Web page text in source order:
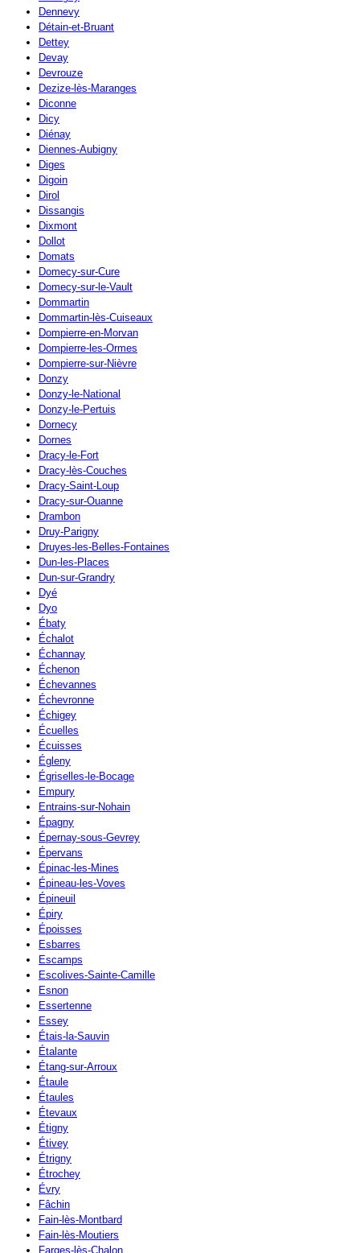
Dennevy
Détain-et-Bruant
Dettey
Devay
Devrouze
Dezize-lès-Maranges
Diconne
Dicy
Diénay
Diennes-Aubigny
Diges
Digoin
Dirol
Dissangis
Dixmont
Dollot
Domats
Domecy-sur-Cure
Domecy-sur-le-Vault
Dommartin
Dommartin-lès-Cuiseaux
Dompierre-en-Morvan
Dompierre-les-Ormes
Dompierre-sur-Nièvre
Donzy
Donzy-le-National
Donzy-le-Pertuis
Dornecy
Dornes
Dracy-le-Fort
Dracy-lès-Couches
Dracy-Saint-Loup
Dracy-sur-Ouanne
Drambon
Druy-Parigny
Druyes-les-Belles-Fontaines
Dun-les-Places
Dun-sur-Grandry
Dyé
Dyo
Ébaty
Échalot
Échannay
Échenon
Échevannes
Échevronne
Échigey
Écuelles
Écuisses
Égleny
Égriselles-le-Bocage
Empury
Entrains-sur-Nohain
Épagny
Épernay-sous-Gevrey
Épervans
Épinac-les-Mines
Épineau-les-Voves
Épineuil
Épiry
Époisses
Esbarres
Escamps
Escolives-Sainte-Camille
Esnon
Essertenne
Essey
Étais-la-Sauvin
Étalante
Étang-sur-Arroux
Étaule
Étaules
Étevaux
Étigny
Étivey
Étrigny
Étrochey
Évry
Fâchin
Fain-lès-Montbard
Fain-lès-Moutiers
Farges-lès-Chalon